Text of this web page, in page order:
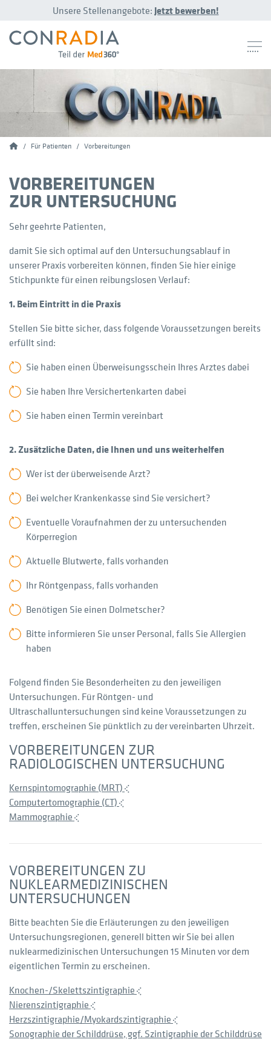
Unsere Stellenangebote: Jetzt bewerben!
Conradia
Für Patienten Vorbereitungen
VORBEREITUNGEN
ZUR UNTERSUCHUNG
Sehr geehrte Patienten,
damit Sie sich optimal auf den Untersuchungsablauf in
unserer Praxis vorbereiten können, finden Sie hier einige
Stichpunkte für einen reibungslosen Verlauf:
1. Beim Eintritt in die Praxis
Stellen Sie bitte sicher, dass folgende Voraussetzungen bereits
erfüllt sind:
Sie haben einen Überweisungsschein Ihres Arztes dabei
Sie haben Ihre Versichertenkarten dabei
Sie haben einen Termin vereinbart
2. Zusätzliche Daten, die Ihnen und uns weiterhelfen
Wer ist der überweisende Arzt?
Bei welcher Krankenkasse sind Sie versichert?
Eventuelle Voraufnahmen der zu untersuchenden
Körperregion
Aktuelle Blutwerte, falls vorhanden
Ihr Röntgenpass, falls vorhanden
Benötigen Sie einen Dolmetscher?
Bitte informieren Sie unser Personal, falls Sie Allergien
haben
Folgend finden Sie Besonderheiten zu den jeweiligen
Untersuchungen. Für Röntgen- und
Ultraschalluntersuchungen sind keine Voraussetzungen zu
treffen, erscheinen Sie pünktlich zu der vereinbarten Uhrzeit.
VORBEREITUNGEN ZUR
RADIOLOGISCHEN UNTERSUCHUNG
Kernspintomographie (MRT)
Computertomographie (CT)
Mammographie
VORBEREITUNGEN ZU
NUKLEARMEDIZINISCHEN
UNTERSUCHUNGEN
Bitte beachten Sie die Erläuterungen zu den jeweiligen
Untersuchungsregionen, generell bitten wir Sie bei allen
nuklearmedizinischen Untersuchungen 15 Minuten vor dem
eigentlichen Termin zu erscheinen.
Knochen-/Skelettszintigraphie
Nierenszintigraphie
Herzszintigraphie/Myokardszintigraphie
Sonographie der Schilddrüse, ggf. Szintigraphie der Schilddrüse